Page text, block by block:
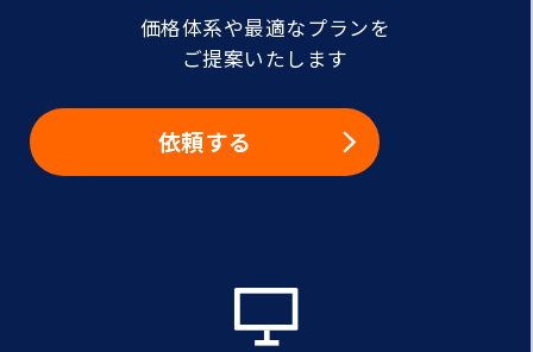
価格体系や最適なプランを
ご提案いたします
依頼する